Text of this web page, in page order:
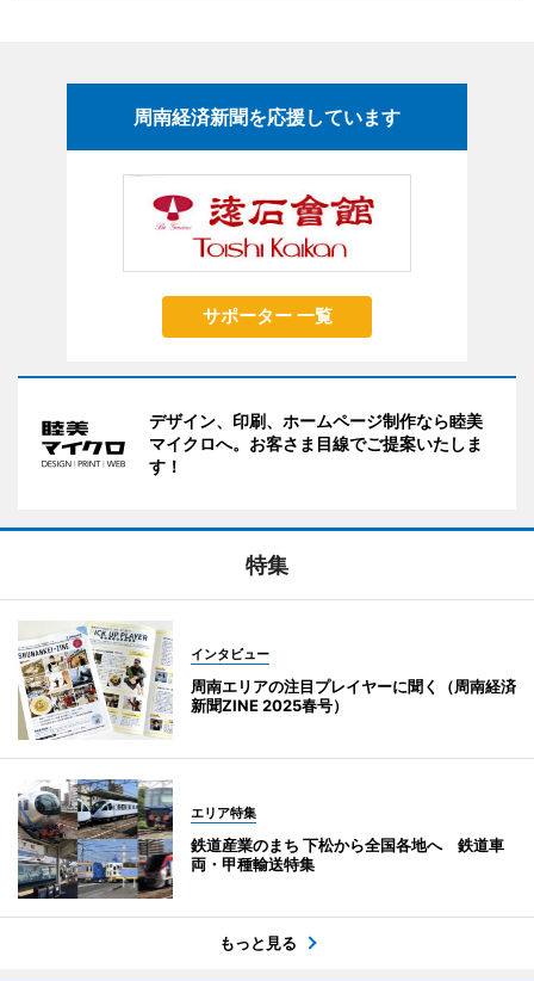
周南経済新聞を応援しています
サポーター 一覧
デザイン、印刷、ホームページ制作なら睦美
マイクロへ。お客さま目線でご提案いたしま
す！
特集
インタビュー
周南エリアの注目プレイヤーに聞く（周南経済
新聞ZINE 2025春号）
エリア特集
鉄道産業のまち 下松から全国各地へ 鉄道車
両・甲種輸送特集
もっと見る